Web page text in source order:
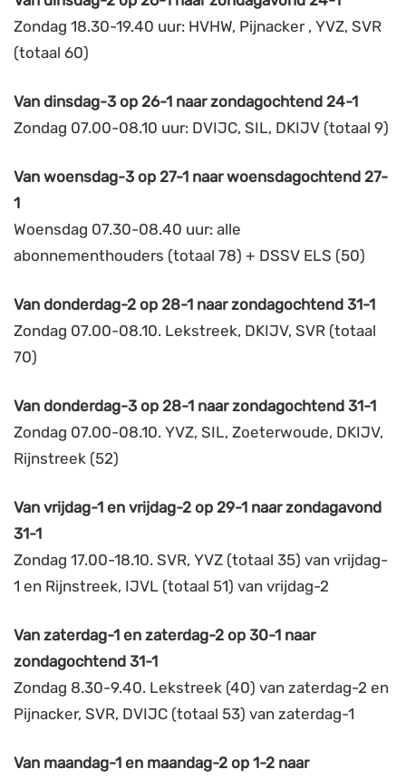
Zondag 18.30-19.40 uur: HVHW, Pijnacker , YVZ, SVR
(totaal 60)
Van dinsdag-3 op 26-1 naar zondagochtend 24-1
Zondag 07.00-08.10 uur: DVIJC, SIL, DKIJV (totaal 9)
Van woensdag-3 op 27-1 naar woensdagochtend 27-
1
Woensdag 07.30-08.40 uur: alle
abonnementhouders (totaal 78) + DSSV ELS (50)
Van donderdag-2 op 28-1 naar zondagochtend 31-1
Zondag 07.00-08.10. Lekstreek, DKIJV, SVR (totaal
70)
Van donderdag-3 op 28-1 naar zondagochtend 31-1
Zondag 07.00-08.10. YVZ, SIL, Zoeterwoude, DKIJV,
Rijnstreek (52)
Van vrijdag-1 en vrijdag-2 op 29-1 naar zondagavond
31-1
Zondag 17.00-18.10. SVR, YVZ (totaal 35) van vrijdag-
1 en Rijnstreek, IJVL (totaal 51) van vrijdag-2
Van zaterdag-1 en zaterdag-2 op 30-1 naar
zondagochtend 31-1
Zondag 8.30-9.40. Lekstreek (40) van zaterdag-2 en
Pijnacker, SVR, DVIJC (totaal 53) van zaterdag-1
Van maandag-1 en maandag-2 op 1-2 naar